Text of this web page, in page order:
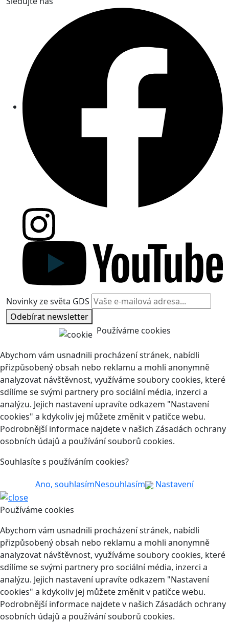
Novinky ze světa GDS
Odebírat newsletter
Používáme cookies
Abychom vám usnadnili procházení stránek, nabídli
přizpůsobený obsah nebo reklamu a mohli anonymně
analyzovat návštěvnost, využíváme soubory cookies, které
sdílíme se svými partnery pro sociální média, inzerci a
analýzu. Jejich nastavení upravíte odkazem "Nastavení
cookies" a kdykoliv jej můžete změnit v patičce webu.
Podrobnější informace najdete v našich Zásadách ochrany
osobních údajů a používání souborů cookies.
Souhlasíte s používáním cookies?
Ano, souhlasímNesouhlasím Nastavení
Používáme cookies
Abychom vám usnadnili procházení stránek, nabídli
přizpůsobený obsah nebo reklamu a mohli anonymně
analyzovat návštěvnost, využíváme soubory cookies, které
sdílíme se svými partnery pro sociální média, inzerci a
analýzu. Jejich nastavení upravíte odkazem "Nastavení
cookies" a kdykoliv jej můžete změnit v patičce webu.
Podrobnější informace najdete v našich Zásadách ochrany
osobních údajů a používání souborů cookies.